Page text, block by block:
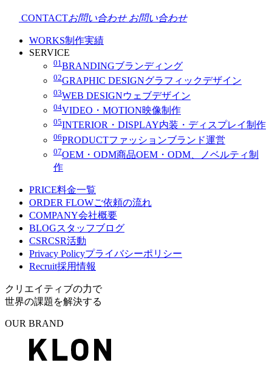
CONTACTお問い合わせ お問い合わせ
WORKS制作実績
SERVICE
01 BRANDINGブランディング
02GRAPHIC DESIGNグラフィックデザイン
03WEB DESIGNウェブデザイン
04VIDEO・MOTION映像制作
05INTERIOR・DISPLAY内装・ディスプレイ制作
06PRODUCTファッションブランド運営
07OEM・ODM商品OEM・ODM、ノベルティ制
作
PRICE料金一覧
ORDER FLOWご依頼の流れ
COMPANY会社概要
BLOGスタッフブログ
CSRCSR活動
Privacy Policyプライバシーポリシー
Recruit採用情報
クリエイティブの力で
世界の課題を解決する
OUR BRAND